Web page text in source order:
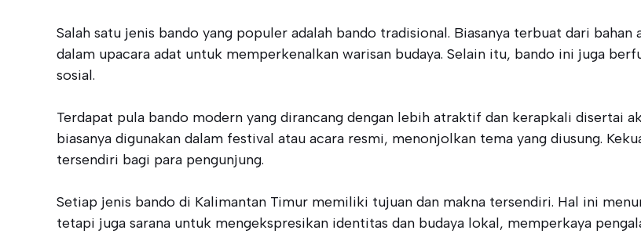
Salah satu jenis bando yang populer adalah bando tradisional. Biasanya terbuat dari
dalam upacara adat untuk memperkenalkan warisan budaya. Selain itu, bando ini juga
sosial.
Terdapat pula bando modern yang dirancang dengan lebih atraktif dan kerapkali disertai
biasanya digunakan dalam festival atau acara resmi, menonjolkan tema yang diusung.
tersendiri bagi para pengunjung.
Setiap jenis bando di Kalimantan Timur memiliki tujuan dan makna tersendiri. Hal ini
tetapi juga sarana untuk mengekspresikan identitas dan budaya lokal, memperkaya